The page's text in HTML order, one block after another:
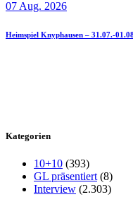
07 Aug. 2026
Heimspiel Knyphausen – 31.07.-
Kategorien
10+10 (393)
GL präsentiert (8)
Interview (2.303)